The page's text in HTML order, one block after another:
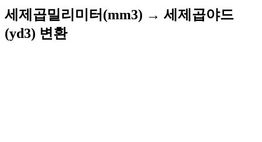
세제곱밀리미터(mm3) → 세제곱야드
(yd3) 변환